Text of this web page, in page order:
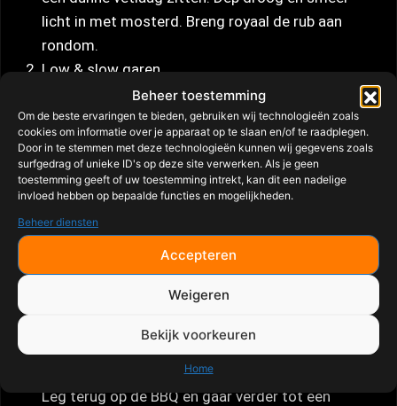
Beheer toestemming
Om de beste ervaringen te bieden, gebruiken wij technologieën zoals
cookies om informatie over je apparaat op te slaan en/of te raadplegen.
Door in te stemmen met deze technologieën kunnen wij gegevens zoals
surfgedrag of unieke ID's op deze site verwerken. Als je geen
toestemming geeft of uw toestemming intrekt, kan dit een nadelige
invloed hebben op bepaalde functies en mogelijkheden.
Beheer diensten
Accepteren
Weigeren
Bekijk voorkeuren
Home
licht in met mosterd. Breng royaal de rub aan
rondom.
Low & slow garen
Leg de brisket op de BBQ met de vetkant naar
boven. Voeg rookhout toe.
Gaar 6–8 uur zonder te veel te openen tot een
kerntemperatuur van ongeveer 70–75°C.
Inpakken
temperatuur stagneert (de stall), pak de brisket in
met butcher paper of folie.
Voeg eventueel een scheut runderbouillon toe.
Leg terug op de BBQ en gaar verder tot een